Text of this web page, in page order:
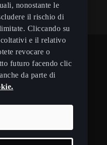
sulle
nonostante le
il rischio di
Cliccando su
e il relativo
revocare o
futuro facendo clic
da parte di